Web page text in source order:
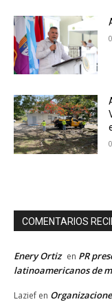
COMENTARIOS
Enery Ortiz en PR
latinoamericanos de
Lazief en